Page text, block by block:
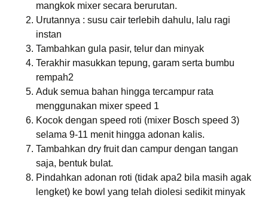
mangkok mixer secara berurutan.
Urutannya : susu cair terlebih dahulu, lalu ragi
instan
Tambahkan gula pasir, telur dan minyak
Terakhir masukkan tepung, garam serta bumbu
rempah2
Aduk semua bahan hingga tercampur rata
menggunakan mixer speed 1
Kocok dengan speed roti (mixer Bosch speed 3)
selama 9-11 menit hingga adonan kalis.
Tambahkan dry fruit dan campur dengan tangan
saja, bentuk bulat.
Pindahkan adonan roti (tidak apa2 bila masih agak
lengket) ke bowl yang telah diolesi sedikit minyak